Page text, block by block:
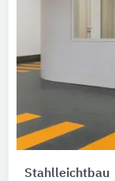
Stahlleichtbau